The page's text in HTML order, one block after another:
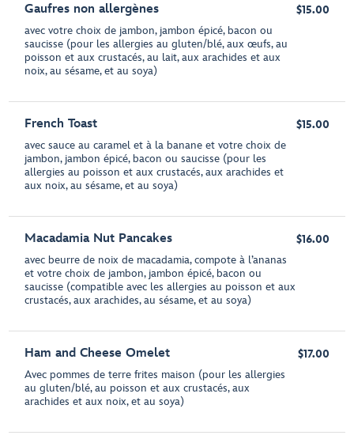
Gaufres non allergènes
avec votre choix de jambon, jambon épicé, bacon ou
saucisse (pour les allergies au gluten/blé, aux œufs, au
poisson et aux crustacés, au lait, aux arachides et aux
noix, au sésame, et au soya)
$15.00
French Toast
avec sauce au caramel et à la banane et votre choix de
jambon, jambon épicé, bacon ou saucisse (pour les
allergies au poisson et aux crustacés, aux arachides et
aux noix, au sésame, et au soya)
$15.00
Macadamia Nut Pancakes
avec beurre de noix de macadamia, compote à l’ananas
et votre choix de jambon, jambon épicé, bacon ou
saucisse (compatible avec les allergies au poisson et aux
crustacés, aux arachides, au sésame, et au soya)
$16.00
Ham and Cheese Omelet
Avec pommes de terre frites maison (pour les allergies
au gluten/blé, au poisson et aux crustacés, aux
arachides et aux noix, et au soya)
$17.00